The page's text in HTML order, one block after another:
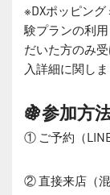
※DXポッピン
験プランの利
だいた方のみ
入詳細に関し
🍇参加方
① ご予約（
② 直接来店（